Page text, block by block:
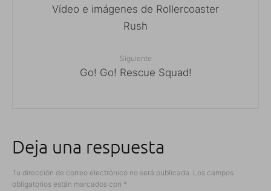
Vídeo e imágenes de Rollercoaster
Rush
Siguiente
Go! Go! Rescue Squad!
Deja una respuesta
Tu dirección de correo electrónico no será publicada. Los campos
obligatorios están marcados con *